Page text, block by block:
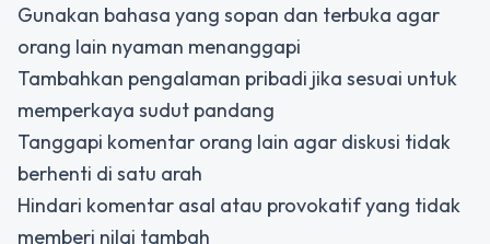
Gunakan bahasa yang sopan dan terbuka agar
orang lain nyaman menanggapi
Tambahkan pengalaman pribadi jika sesuai untuk
memperkaya sudut pandang
Tanggapi komentar orang lain agar diskusi tidak
berhenti di satu arah
Hindari komentar asal atau provokatif yang tidak
memberi nilai tambah